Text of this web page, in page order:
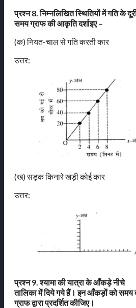
प्रश्न 8. निम्नलिखित स्थितियों में गति के
समय ग्राफ की आकृति दर्शाइए –
(क) नियत-चाल से गति करती कार
उत्तर:
(ख) सड़क किनारे खड़ी कोई कार
उत्तर:
प्रश्न 9. श्यामा की यात्रा के आँकड़े नीचे
तालिका में दिये गये हैं। इन आँकड़ों को समय
ग्राफ द्वारा प्रदर्शित कीजिए।